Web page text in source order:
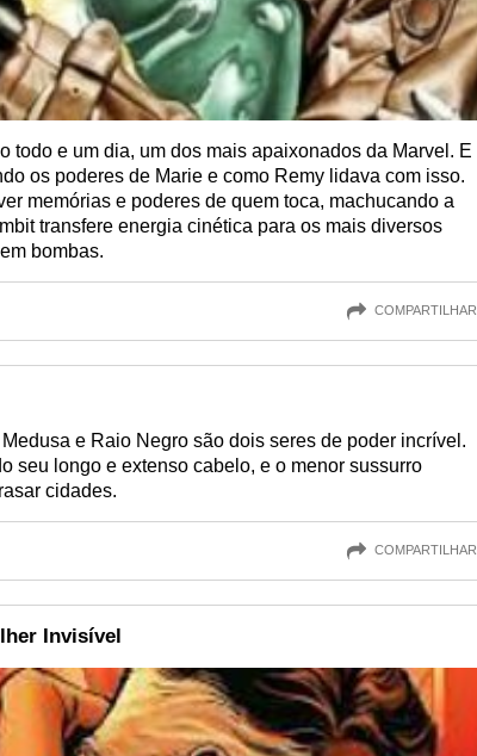
todo e um dia, um dos mais apaixonados da Marvel. E
os poderes de Marie e como Remy lidava com isso.
memórias e poderes de quem toca, machucando a
transfere energia cinética para os mais diversos
bombas.
COMPARTILHAR
e Raio Negro são dois seres de poder incrível.
seu longo e extenso cabelo, e o menor sussurro
cidades.
COMPARTILHAR
Invisível